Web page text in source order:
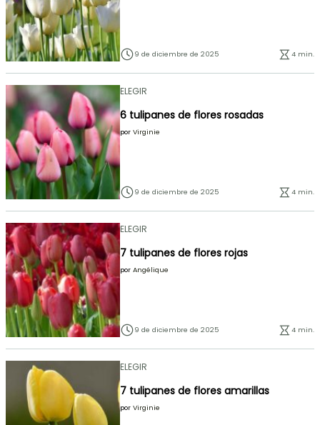
9 de diciembre de 2025 4 min.
ELEGIR
6 tulipanes de flores rosadas
por Virginie
9 de diciembre de 2025 4 min.
ELEGIR
7 tulipanes de flores rojas
por Angélique
9 de diciembre de 2025 4 min.
ELEGIR
7 tulipanes de flores amarillas
por Virginie